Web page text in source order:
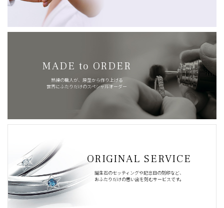
MADE to ORDER
熟練の職人が、原型から作り上げる
世界にふたりだけのスペシャルオーダー
ORIGINAL SERVICE
誕生石のセッティングや記念日の刻印など、
おふたりだけの思い出を刻むサービスです。